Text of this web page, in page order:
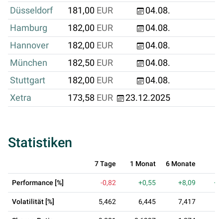
Düsseldorf
181,00 EUR
04.08.
Hamburg
182,00 EUR
04.08.
Hannover
182,00 EUR
04.08.
München
182,50 EUR
04.08.
Stuttgart
182,00 EUR
04.08.
Xetra
173,58 EUR 23.12.2025
Statistiken
7 Tage 1 Monat 6 Monate
Performance [%] -0,82 +0,55 +8,09
Volatilität [%] 5,462 6,445 7,417